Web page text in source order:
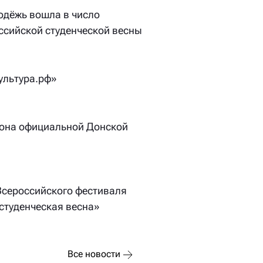
вошла в число
студенческой весны
официальной Донской
фестиваля
весна»
Все новости